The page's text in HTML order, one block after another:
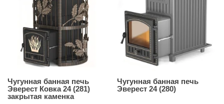
Sauna
Чугунная банная печь
Эверест Ковка 24 (281)
закрытая каменка
Чугунная банная печь
Эверест 24 (280)